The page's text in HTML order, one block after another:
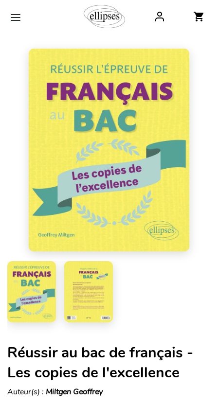
Réussir au bac de français -
Les copies de l'excellence
Auteur(s) : Miltgen Geoffrey